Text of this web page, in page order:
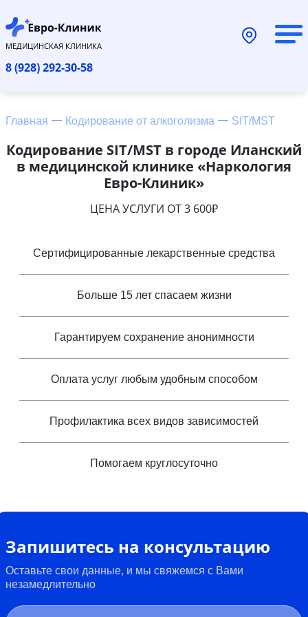
МЕДИЦИНСКАЯ КЛИНИКА
8 (928) 292-30-58
Главная Кодирование от алкоголизма SIT/MST
Кодирование SIT/MST в городе Иланский
в медицинской клинике «Наркология
Евро-Клиник»
ЦЕНА УСЛУГИ ОТ 3 600₽
Сертифицированные лекарственные средства
Больше 15 лет спасаем жизни
Гарантируем сохранение анонимности
Оплата услуг любым удобным способом
Профилактика всех видов зависимостей
Помогаем круглосуточно
Запишитесь на консультацию
Оставьте свои данные, и мы свяжемся с Вами
незамедлительно